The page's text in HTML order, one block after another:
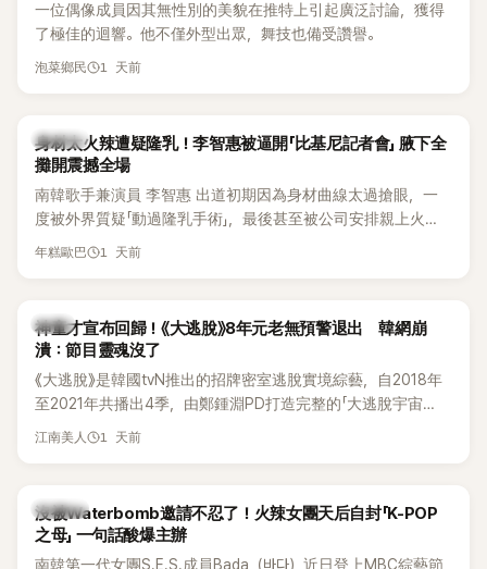
一位偶像成員因其無性別的美貌在推特上引起廣泛討論，獲得
了極佳的迴響。他不僅外型出眾，舞技也備受讚譽。
泡菜鄉民 1 天前
K-POP
身材太火辣遭疑隆乳！李智惠被逼開「比基尼記者會」 腋下全
攤開震撼全場
南韓歌手兼演員 李智惠 出道初期因為身材曲線太過搶眼，一
度被外界質疑「動過隆乳手術」，最後甚至被公司安排親上火
線，召開前所未見的「泳裝記者會」澄清。這場記者會後來還被
熱議。 2日播出的 SBS 綜藝節目《我的經紀人太難搞－秘書
鎮》，邀請同時兼顧工作與育兒的演藝圈代表「媽媽群」——李智
惠、李賢怡、李恩亨，以第13位「My Star」身分登場，分享最真
實的生活日常。 節目一開始，李瑞鎮 率先與李智惠會合，兩人
邊搭車邊聊天，氣氛輕鬆。聊到最近的新聞，李瑞鎮突然直球
發問：「妳不是上新聞了？說妳去做整形？是人中縮短手術嗎？」
延燒到過去的爭議。李瑞鎮脫口補刀：「妳以前不是還在游泳池
開過記者會？」直接點名她當年的風波。李智惠聽了忍不住笑
說：「哥怎麼連這個都知道？」李瑞鎮則回嘴：「那時候新聞鬧那
年糕歐巴 1 天前
韓星
神童才宣布回歸！《大逃脫》8年元老無預警退出 韓網崩
潰：節目靈魂沒了
《大逃脫》是韓國tvN推出的招牌密室逃脫實境綜藝，自2018年
至2021年共播出4季，由鄭鍾淵PD打造完整的「大逃脫宇宙
（DTCU）」，憑藉燒腦劇情、電影級場景與龐大世界觀，累積
江南美人 1 天前
K-POP
沒被Waterbomb邀請不忍了！火辣女團天后自封「K-POP
之母」 一句話酸爆主辦
南韓第一代女團S.E.S.成員Bada（바다）近日登上MBC綜藝節